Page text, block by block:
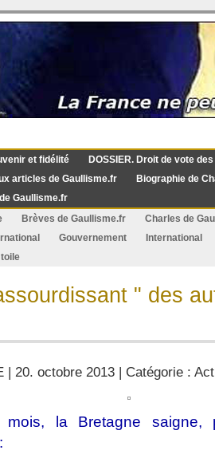
et fidélité
DOSSIER. Droit de vote
articles de Gaullisme.fr
Biographie de
Gaullisme.fr
Brèves de Gaullisme.fr
Charles de
Gouvernement
International
" des
| 20. octobre 2013 | Catégorie :
mois, la Bretagne saigne,